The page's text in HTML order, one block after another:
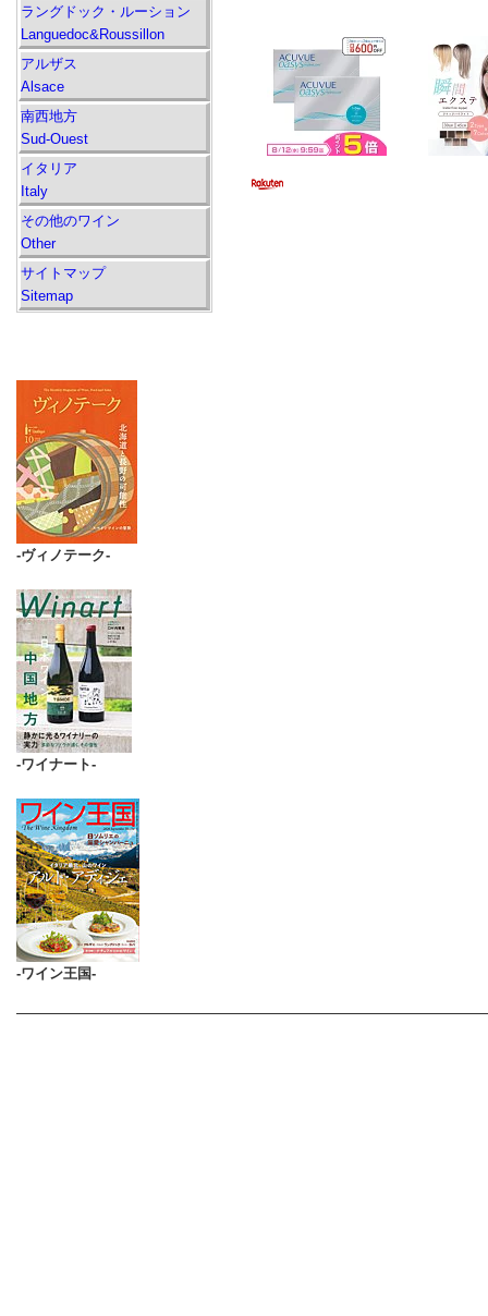
ラングドック・ルーション
Languedoc&Roussillon
アルザス
Alsace
南西地方
Sud-Ouest
イタリア
Italy
その他のワイン
Other
サイトマップ
Sitemap
-ヴィノテーク-
-ワイナート-
-ワイン王国-